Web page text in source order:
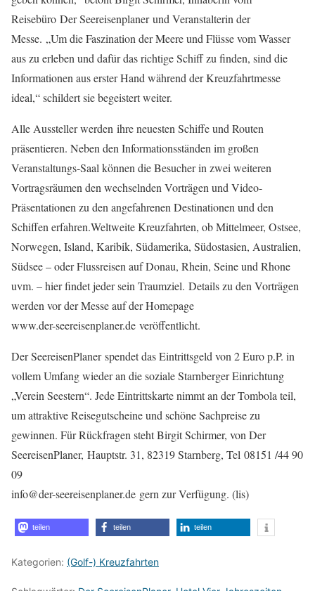
Reisebüro Der Seereisenplaner und Veranstalterin der
Messe. „Um die Faszination der Meere und Flüsse vom Wasser
aus zu erleben und dafür das richtige Schiff zu finden, sind die
Informationen aus erster Hand während der Kreuzfahrtmesse
ideal,“ schildert sie begeistert weiter.
Alle Aussteller werden ihre neuesten Schiffe und Routen
präsentieren. Neben den Informationsständen im großen
Veranstaltungs-Saal können die Besucher in zwei weiteren
Vortragsräumen den wechselnden Vorträgen und Video-
Präsentationen zu den angefahrenen Destinationen und den
Schiffen erfahren.Weltweite Kreuzfahrten, ob Mittelmeer, Ostsee,
Norwegen, Island, Karibik, Südamerika, Südostasien, Australien,
Südsee – oder Flussreisen auf Donau, Rhein, Seine und Rhone
uvm. – hier findet jeder sein Traumziel. Details zu den Vorträgen
werden vor der Messe auf der Homepage
www.der-seereisenplaner.de veröffentlicht.
Der SeereisenPlaner spendet das Eintrittsgeld von 2 Euro p.P. in
vollem Umfang wieder an die soziale Starnberger Einrichtung
„Verein Seestern“. Jede Eintrittskarte nimmt an der Tombola teil,
um attraktive Reisegutscheine und schöne Sachpreise zu
gewinnen. Für Rückfragen steht Birgit Schirmer, von Der
SeereisenPlaner, Hauptstr. 31, 82319 Starnberg, Tel 08151 /44 90
09
info@der-seereisenplaner.de gern zur Verfügung. (lis)
teilen teilen teilen
Kategorien: (Golf-) Kreuzfahrten